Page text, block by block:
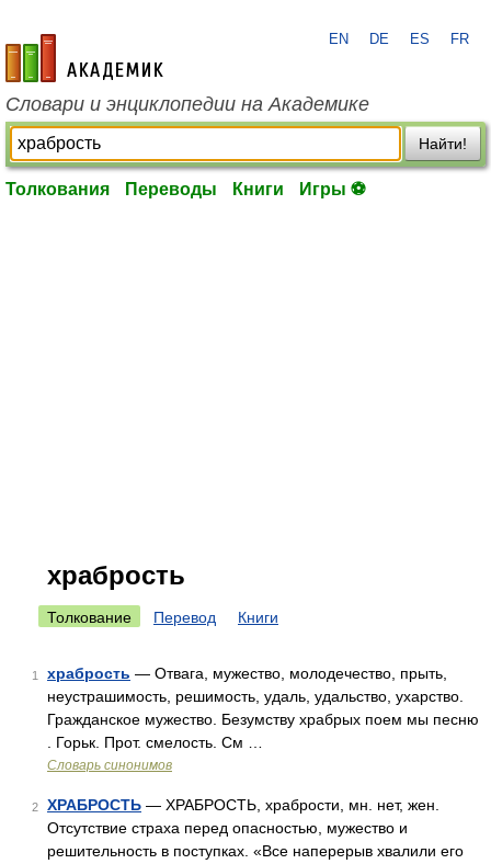
academic.ru
EN DE ES FR
Словари и энциклопедии на Академике
Найти!
Толкования Переводы Книги Игры ⚽
храбрость
Толкование Перевод Книги
1 храбрость — Отвага, мужество, молодечество, прыть,
неустрашимость, решимость, удаль, удальство, ухарство.
Гражданское мужество. Безумству храбрых поем мы песню
. Горьк. Прот. смелость. См …
Словарь синонимов
2 ХРАБРОСТЬ — ХРАБРОСТЬ, храбрости, мн. нет, жен.
Отсутствие страха перед опасностью, мужество и
решительность в поступках. «Все наперерыв хвалили его